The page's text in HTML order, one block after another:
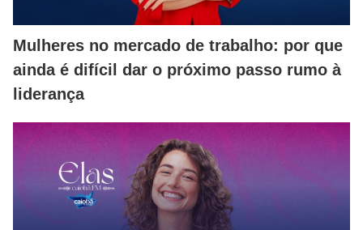
Mulheres no mercado de trabalho: por que
ainda é difícil dar o próximo passo rumo à
liderança